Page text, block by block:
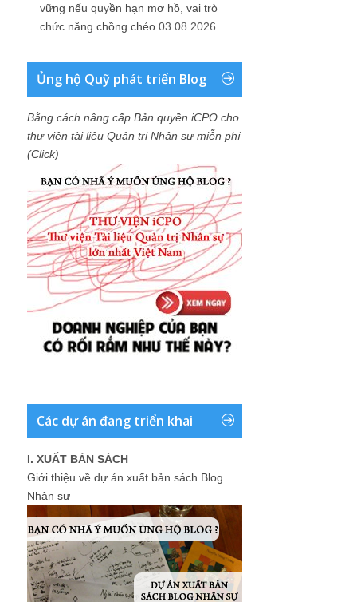
vững nếu quyền hạn mơ hồ, vai trò
chức năng chồng chéo 03.08.2026
Ủng hộ Quỹ phát triển Blog
Bằng cách nâng cấp Bản quyền iCPO cho
thư viện tài liệu Quản trị Nhân sự miễn phí
(Click)
Các dự án đang triển khai
I. XUẤT BẢN SÁCH
Giới thiệu về dự án xuất bản sách Blog
Nhân sự